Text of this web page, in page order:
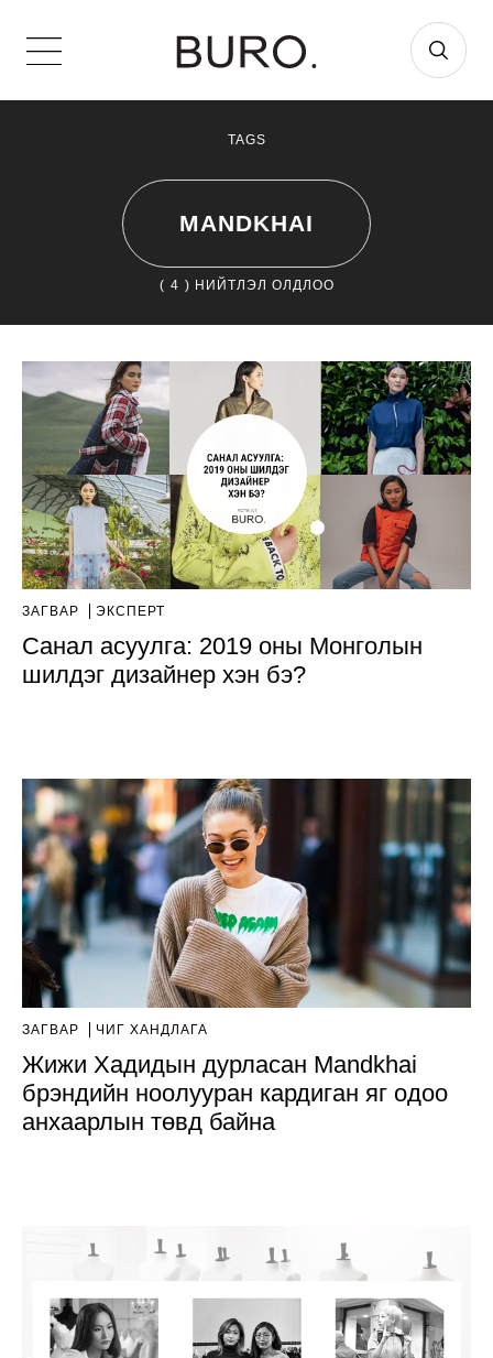
TAGS
MANDKHAI
( 4 ) НИЙТЛЭЛ ОЛДЛОО
ЗАГВАР ЭКСПЕРТ
Санал асуулга: 2019 оны Монголын
шилдэг дизайнер хэн бэ?
ЗАГВАР ЧИГ ХАНДЛАГА
Жижи Хадидын дурласан Mandkhai
брэндийн ноолууран кардиган яг одоо
анхаарлын төвд байна